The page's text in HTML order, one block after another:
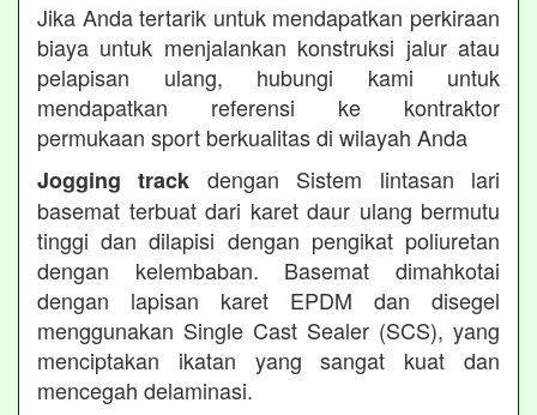
Jika Anda tertarik untuk mendapatkan perkiraan
biaya untuk menjalankan konstruksi jalur atau
pelapisan ulang, hubungi kami untuk
mendapatkan referensi ke kontraktor
permukaan sport berkualitas di wilayah Anda
Jogging track dengan Sistem lintasan lari
basemat terbuat dari karet daur ulang bermutu
tinggi dan dilapisi dengan pengikat poliuretan
dengan kelembaban. Basemat dimahkotai
dengan lapisan karet EPDM dan disegel
menggunakan Single Cast Sealer (SCS), yang
menciptakan ikatan yang sangat kuat dan
mencegah delaminasi.